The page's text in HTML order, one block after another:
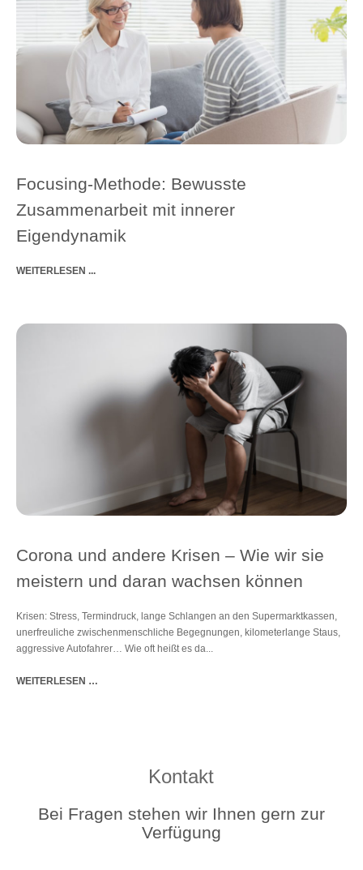
Focusing-Methode: Bewusste
Zusammenarbeit mit innerer
Eigendynamik
WEITERLESEN ...
Corona und andere Krisen – Wie wir sie
meistern und daran wachsen können
Krisen: Stress, Termindruck, lange Schlangen an den Supermarktkassen,
unerfreuliche zwischenmenschliche Begegnungen, kilometerlange Staus,
aggressive Autofahrer… Wie oft heißt es da...
WEITERLESEN …
Kontakt
Bei Fragen stehen wir Ihnen gern zur
Verfügung